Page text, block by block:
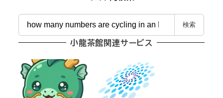
検
索
検索
小龍茶館関連サービス